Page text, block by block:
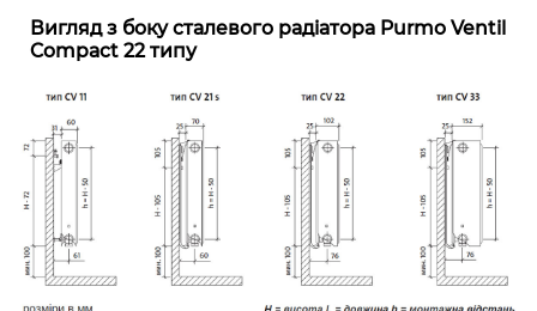
Вигляд з боку сталевого радіатора Purmo Ventil
Compact 22 типу